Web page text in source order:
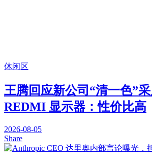
休闲区
王腾回应新公司“清一色”
REDMI 显示器：性价比高
2026-08-05
Share